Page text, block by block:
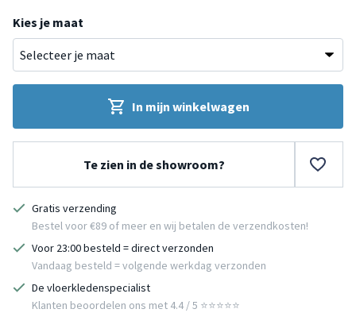
Kies je maat
In mijn winkelwagen
Te zien in de showroom?
Gratis verzending
Bestel voor €89 of meer en wij betalen de verzendkosten!
Voor 23:00 besteld = direct verzonden
Vandaag besteld = volgende werkdag verzonden
De vloerkledenspecialist
Klanten beoordelen ons met 4.4 / 5 ⭐⭐⭐⭐⭐